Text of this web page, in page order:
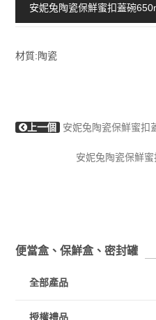
安妮兔陶瓷保鮮蜜扣蓋碗
材質:陶瓷
上一個 安妮兔陶瓷保鮮蜜扣
安妮兔陶瓷保鮮
便當盒、保鮮盒、密封罐
全部產品
授權禮品